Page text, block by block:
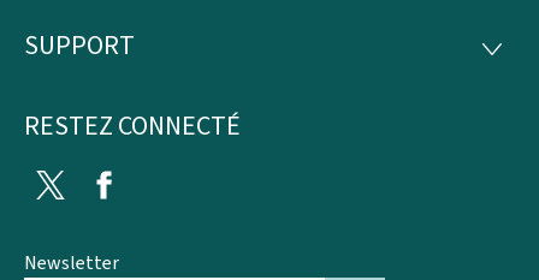
page
SUPPORT
RESTEZ CONNECTÉ
Twitter
Newsletter